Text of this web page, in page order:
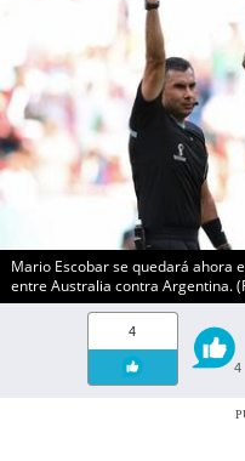
Mario Escobar se quedará ahora
entre Australia contra Argentina.
4
4